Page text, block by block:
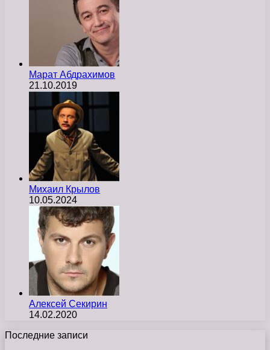
Марат Абдрахимов
21.10.2019
Михаил Крылов
10.05.2024
Алексей Секирин
14.02.2020
Последние записи